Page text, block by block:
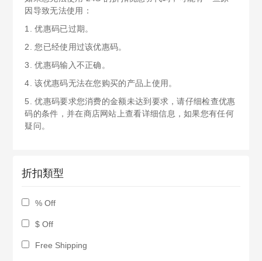
因导致无法使用：
1. 优惠码已过期。
2. 您已经使用过该优惠码。
3. 优惠码输入不正确。
4. 该优惠码无法在您购买的产品上使用。
5. 优惠码要求您消费的金额未达到要求，请仔细检查优惠
码的条件，并在商店网站上查看详细信息，如果您有任何
疑问。
折扣類型
% Off
$ Off
Free Shipping